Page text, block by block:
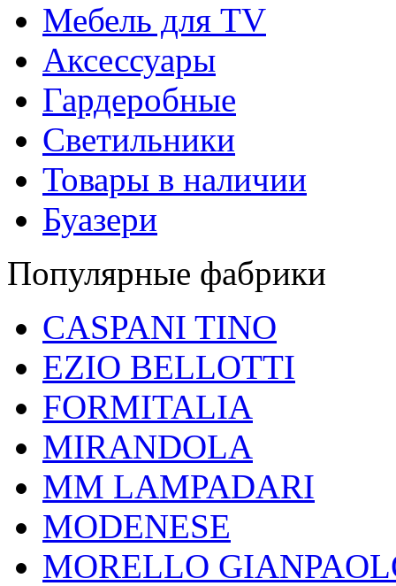
Мебель для TV
Аксессуары
Гардеробные
Светильники
Товары в наличии
Буазери
Популярные фабрики
CASPANI TINO
EZIO BELLOTTI
FORMITALIA
MIRANDOLA
MM LAMPADARI
MODENESE
MORELLO